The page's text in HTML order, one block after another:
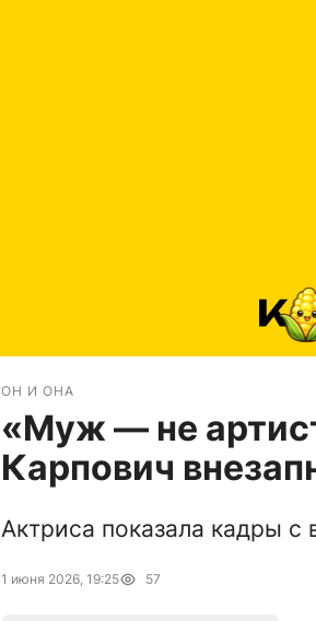
ОН И ОНА
«Муж — не
Карпович
Актриса показала кадры
1 июня 2026, 19:25 57